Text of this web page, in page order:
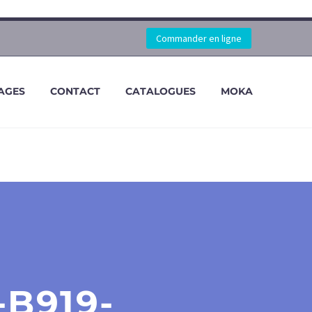
Commander en ligne
CONTACT CATALOGUES MOKA